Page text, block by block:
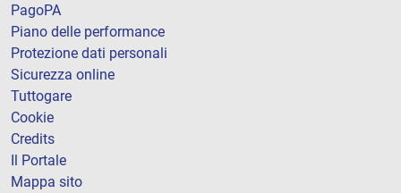
PagoPA
Piano delle performance
Protezione dati personali
Sicurezza online
Tuttogare
Cookie
Credits
Il Portale
Mappa sito